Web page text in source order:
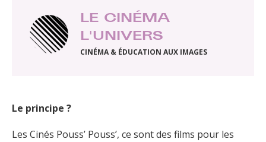
LE CINÉMA
L'UNIVERS
CINÉMA & ÉDUCATION AUX IMAGES
Le principe ?
Les Cinés Pouss’ Pouss’, ce sont des films pour les